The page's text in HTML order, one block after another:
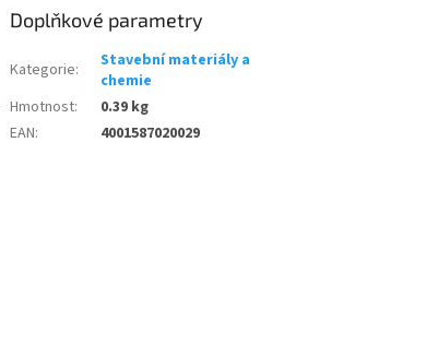
Doplňkové parametry
Kategorie:
Stavební materiály a
chemie
Hmotnost:
0.39 kg
EAN: 4001587020029